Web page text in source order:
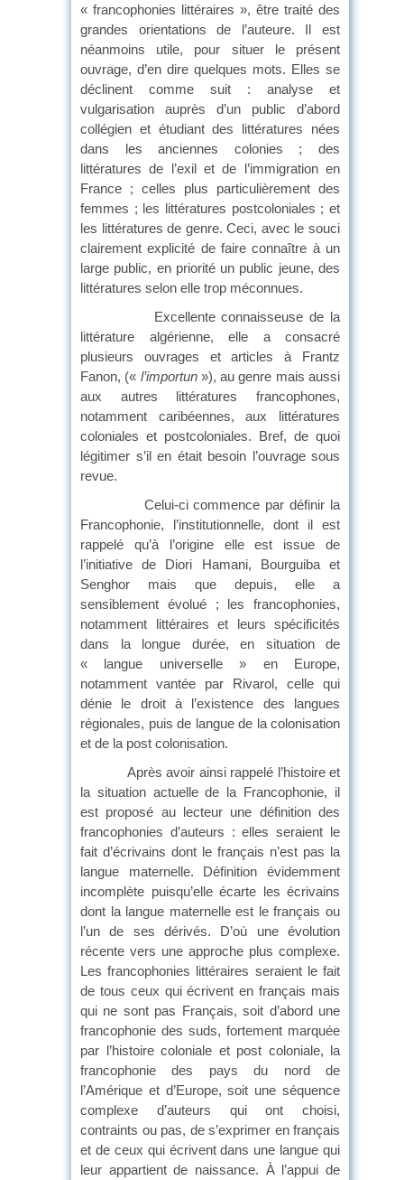
« francophonies littéraires », être traité des
grandes orientations de l’auteure. Il est
néanmoins utile, pour situer le présent
ouvrage, d’en dire quelques mots. Elles se
déclinent comme suit : analyse et
vulgarisation auprès d’un public d’abord
collégien et étudiant des littératures nées
dans les anciennes colonies ; des
littératures de l’exil et de l’immigration en
France ; celles plus particulièrement des
femmes ; les littératures postcoloniales ; et
les littératures de genre. Ceci, avec le souci
clairement explicité de faire connaître à un
large public, en priorité un public jeune, des
littératures selon elle trop méconnues.
Excellente connaisseuse de la
littérature algérienne, elle a consacré
plusieurs ouvrages et articles à Frantz
Fanon, (« l’importun»), au genre mais aussi
aux autres littératures francophones,
notamment caribéennes, aux littératures
coloniales et postcoloniales. Bref, de quoi
légitimer s’il en était besoin l’ouvrage sous
revue.
Celui-ci commence par définir la
Francophonie, l’institutionnelle, dont il est
rappelé qu’à l’origine elle est issue de
l’initiative de Diori Hamani, Bourguiba et
Senghor mais que depuis, elle a
sensiblement évolué ; les francophonies,
notamment littéraires et leurs spécificités
dans la longue durée, en situation de
« langue universelle » en Europe,
notamment vantée par Rivarol, celle qui
dénie le droit à l’existence des langues
régionales, puis de langue de la colonisation
et de la post colonisation.
Après avoir ainsi rappelé l’histoire et
la situation actuelle de la Francophonie, il
est proposé au lecteur une définition des
francophonies d’auteurs : elles seraient le
fait d’écrivains dont le français n’est pas la
langue maternelle. Définition évidemment
incomplète puisqu’elle écarte les écrivains
dont la langue maternelle est le français ou
l’un de ses dérivés. D’où une évolution
récente vers une approche plus complexe.
Les francophonies littéraires seraient le fait
de tous ceux qui écrivent en français mais
qui ne sont pas Français, soit d’abord une
francophonie des suds, fortement marquée
par l’histoire coloniale et post coloniale, la
francophonie des pays du nord de
l’Amérique et d’Europe, soit une séquence
complexe d’auteurs qui ont choisi,
contraints ou pas, de s’exprimer en français
et de ceux qui écrivent dans une langue qui
leur appartient de naissance. À l’appui de